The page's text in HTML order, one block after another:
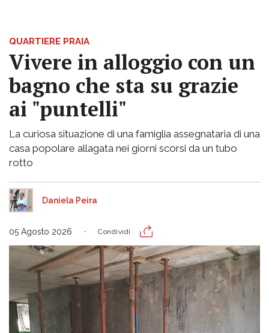
QUARTIERE PRAIA
Vivere in alloggio con un
bagno che sta su grazie
ai "puntelli"
La curiosa situazione di una famiglia assegnataria di una
casa popolare allagata nei giorni scorsi da un tubo
rotto
Daniela Peira
05 Agosto 2026 Condividi